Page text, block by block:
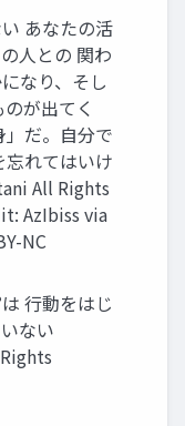
あなたの活
⼈との 関わ
なり、そし
が出てく
」だ。⾃分で
忘れてはいけ
All Rights
AzIbiss via
NC
⾏動をはじ
ない